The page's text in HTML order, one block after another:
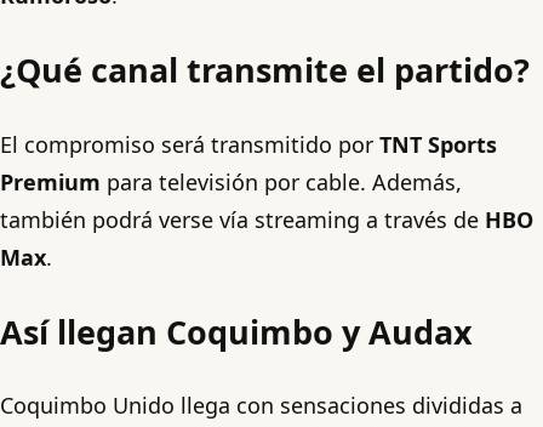
¿Qué canal transmite el partido?
El compromiso será transmitido por TNT Sports
Premium para televisión por cable. Además,
también podrá verse vía streaming a través de HBO
Max.
Así llegan Coquimbo y Audax
Coquimbo Unido llega con sensaciones divididas a